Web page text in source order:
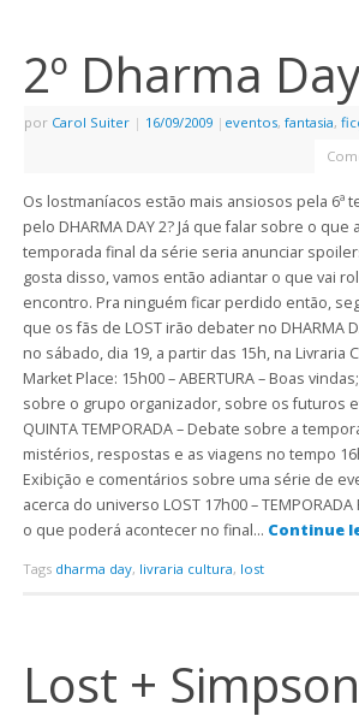
2º Dharma
por Carol Suiter | 16/09/2009 | eventos, fantasia,
Os lostmaníacos estão mais ansiosos pela 6ª
pelo DHARMA DAY 2? Já que falar sobre o que
temporada final da série seria anunciar
gosta disso, vamos então adiantar o que vai
encontro. Pra ninguém ficar perdido então,
que os fãs de LOST irão debater no DHARMA
no sábado, dia 19, a partir das 15h, na Livraria
Market Place: 15h00 – ABERTURA – Boas
sobre o grupo organizador, sobre os futuros
QUINTA TEMPORADA – Debate sobre a
mistérios, respostas e as viagens no tempo
Exibição e comentários sobre uma série de
acerca do universo LOST 17h00 –
o que poderá acontecer no final… Continue
Tags dharma day, livraria cultura, lost
Lost +